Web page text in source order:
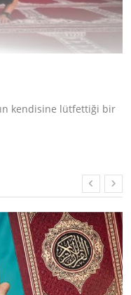
kendisine lütfettiği bir